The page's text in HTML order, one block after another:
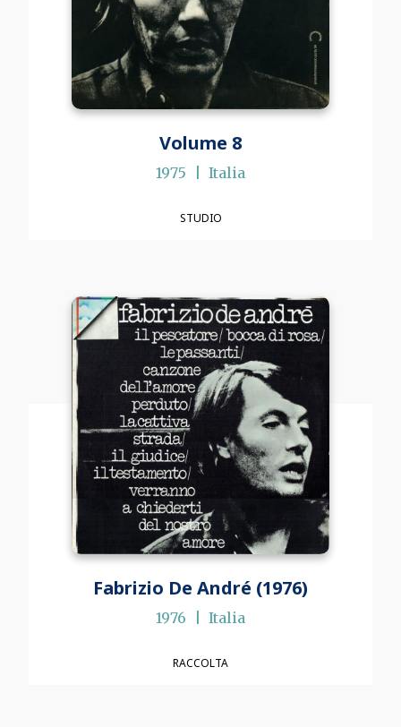
Volume 8
1975 Italia
STUDIO
Fabrizio De André (1976)
1976 Italia
RACCOLTA